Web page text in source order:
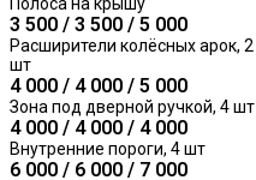
3 500 / 3 500 / 5 000
Расширители колёсных арок, 2
шт
4 000 / 4 000 / 5 000
Зона под дверной ручкой, 4 шт
4 000 / 4 000 / 4 000
Внутренние пороги, 4 шт
6 000 / 6 000 / 7 000